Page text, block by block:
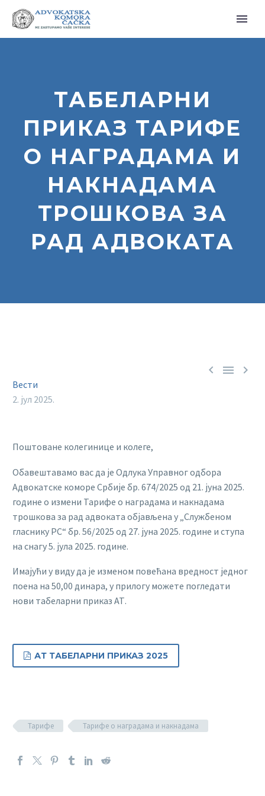
ТАБЕЛАРНИ
ПРИКАЗ ТАРИФЕ
О НАГРАДАМА И
НАКНАДАМА
ТРОШКОВА ЗА
РАД АДВОКАТА
  
Вести
2. јул 2025.
Поштоване колегинице и колеге,
Обавештавамо вас да је Одлука Управног одбора
Адвокатске коморе Србије бр. 674/2025 од 21. јуна 2025.
године о измени Тарифе о наградама и накнадама
трошкова за рад адвоката објављена у „Службеном
гласнику РС“ бр. 56/2025 од 27. јуна 2025. године и ступа
на снагу 5. јула 2025. године.
Имајући у виду да је изменом повећана вредност једног
поена на 50,00 динара, у прилогу можете погледати
нови табеларни приказ АТ.
 АТ ТАБЕЛАРНИ ПРИКАЗ 2025
Тарифе Тарифе о наградама и накнадама